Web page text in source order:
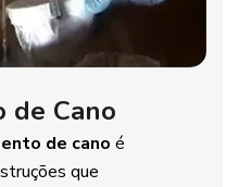
de Cano
de cano é
que